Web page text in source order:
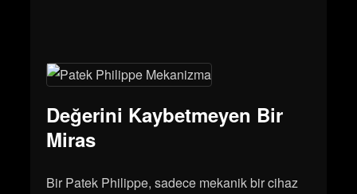
Değerini Kaybetmeyen Bir
Miras
Bir Patek Philippe, sadece mekanik bir cihaz